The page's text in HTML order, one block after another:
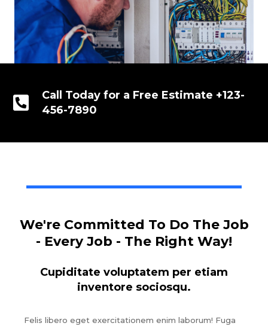
Call Today for a Free Estimate +123-
456-7890
We're Committed To Do The Job
- Every Job - The Right Way!
Cupiditate voluptatem per etiam
inventore sociosqu.
Felis libero eget exercitationem enim laborum! Fuga